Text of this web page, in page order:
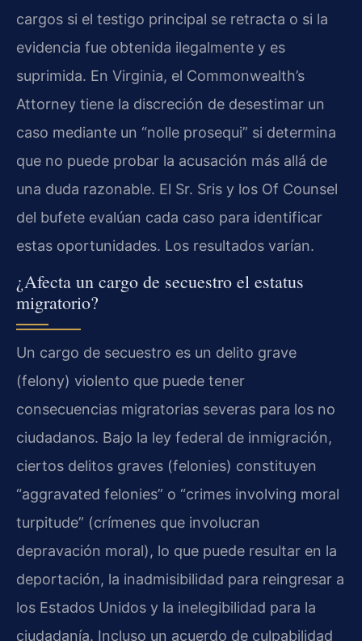
cargos si el testigo principal se retracta o si la
evidencia fue obtenida ilegalmente y es
suprimida. En Virginia, el Commonwealth’s
Attorney tiene la discreción de desestimar un
caso mediante un “nolle prosequi” si determina
que no puede probar la acusación más allá de
una duda razonable. El Sr. Sris y los Of Counsel
del bufete evalúan cada caso para identificar
estas oportunidades. Los resultados varían.
¿Afecta un cargo de secuestro el estatus
migratorio?
Un cargo de secuestro es un delito grave
(felony) violento que puede tener
consecuencias migratorias severas para los no
ciudadanos. Bajo la ley federal de inmigración,
ciertos delitos graves (felonies) constituyen
“aggravated felonies” o “crimes involving moral
turpitude” (crímenes que involucran
depravación moral), lo que puede resultar en la
deportación, la inadmisibilidad para reingresar a
los Estados Unidos y la inelegibilidad para la
ciudadanía. Incluso un acuerdo de culpabilidad